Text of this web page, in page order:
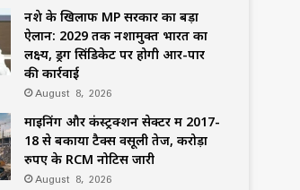
नशे के खिलाफ MP सरकार का बड़ा
ऐलान: 2029 तक नशामुक्त भारत का
लक्ष्य, ड्रग सिंडिकेट पर होगी आर-पार
की कार्रवाई
August 8, 2026
माइनिंग और कंस्ट्रक्शन सेक्टर में 2017-
18 से बकाया टैक्स वसूली तेज, करोड़ों
रुपए के RCM नोटिस जारी
August 8, 2026